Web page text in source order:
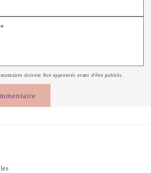
*
doivent être approuvés avant d'être publiés.